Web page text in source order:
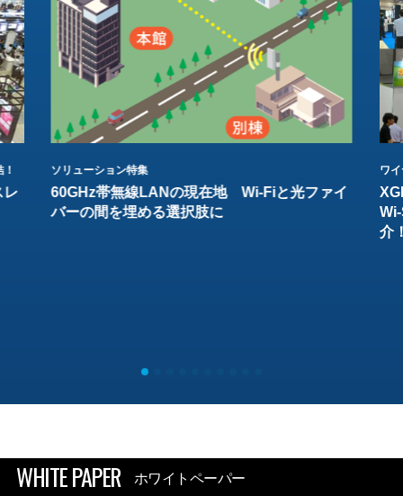
レ
ソリューション特集
60GHz帯無線LANの現在地 Wi-Fiと光ファイ
バーの間を埋める選択肢に
ワ
介
WHITE PAPER ホワイトペーパー